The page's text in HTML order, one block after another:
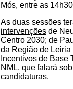
Mós, entre as
As duas sessões
intervenções de
Centro 2030; de
da Região de
Incentivos de Base
NML, que falará
candidaturas.